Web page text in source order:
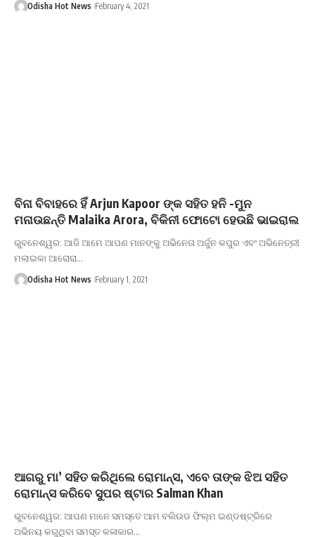
Odisha Hot News February 4, 2021
ବିନା ବିବାହରେ ହିଁ Arjun Kapoor ଙ୍କ ସହିତ ହନି -ମୁନ
ମନାଉଛନ୍ତି Malaika Arora, ବିକିନୀ ଫୋଟୋ ହେଉଛି ଭାଇରାଲ
ଭୁବନେଶ୍ୱର: ଆଜି ଆମେ ଆପଣ ମାନଙ୍କୁ ଅଭିନେତା ଅର୍ଜୁନ କପୁର ଏବଂ ଅଭିନେତ୍ରୀ
ମଲାଇକା ଆରୋରା…
Odisha Hot News February 1, 2021
ଆଗରୁ ମା’ ସହିତ କରିଥିଲେ ରୋମାନ୍ସ, ଏବେ ତାଙ୍କ ଝିଅ ସହିତ
ରୋମାନ୍ସ କରିବେ ସୁପର ଷ୍ଟାର Salman Khan
ଭୁବନେଶ୍ୱର: ଆପଣ ମାନେ ସମସ୍ତେ ଆମ ବଲିଉଡ ଫିଲ୍ମ ଇଣ୍ଡଷ୍ଟ୍ରିରେ
ଅଭିନୟ କରୁଥିବା ସମସ୍ତ କଳାକାର…